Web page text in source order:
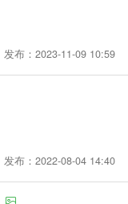
发布：2023-11-09 10:59
发布：2022-08-04 14:40